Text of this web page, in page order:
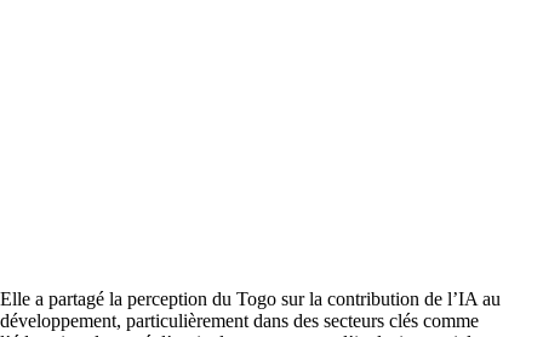
Elle a partagé la perception du Togo sur la contribution de l’IA au
développement, particulièrement dans des secteurs clés comme